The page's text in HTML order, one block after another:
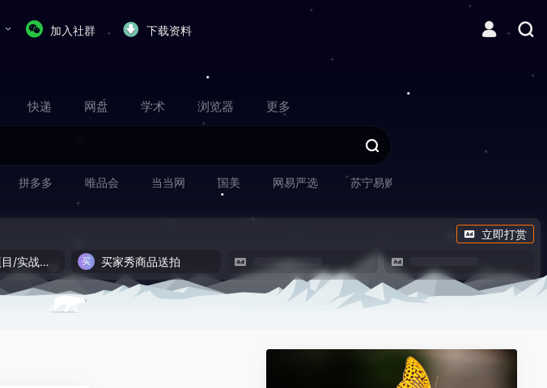
加入社群 下载资料
快递 网盘 学术 浏览器 更多
拼多多 唯品会 当当网 国美 网易严选 苏宁易购
立即打赏
免费副业项目/实战推荐 买家秀商品送拍